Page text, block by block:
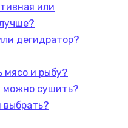
или
дегидратор?
мясо и рыбу?
можно сушить?
выбрать?